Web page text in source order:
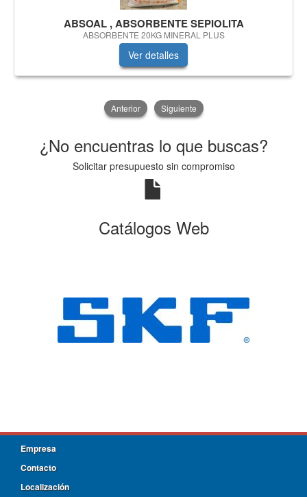
ABSOAL , ABSORBENTE SEPIOLITA
ABSORBENTE 20KG MINERAL PLUS
Ver detalles
Anterior Siguiente
¿No encuentras lo que buscas?
Solicitar presupuesto sin compromiso
Catálogos Web
Empresa
Contacto
Localización